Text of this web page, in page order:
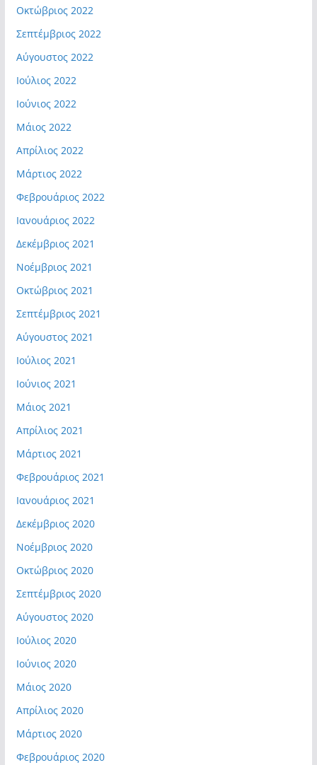
Οκτώβριος 2022
Σεπτέμβριος 2022
Αύγουστος 2022
Ιούλιος 2022
Ιούνιος 2022
Μάιος 2022
Απρίλιος 2022
Μάρτιος 2022
Φεβρουάριος 2022
Ιανουάριος 2022
Δεκέμβριος 2021
Νοέμβριος 2021
Οκτώβριος 2021
Σεπτέμβριος 2021
Αύγουστος 2021
Ιούλιος 2021
Ιούνιος 2021
Μάιος 2021
Απρίλιος 2021
Μάρτιος 2021
Φεβρουάριος 2021
Ιανουάριος 2021
Δεκέμβριος 2020
Νοέμβριος 2020
Οκτώβριος 2020
Σεπτέμβριος 2020
Αύγουστος 2020
Ιούλιος 2020
Ιούνιος 2020
Μάιος 2020
Απρίλιος 2020
Μάρτιος 2020
Φεβρουάριος 2020